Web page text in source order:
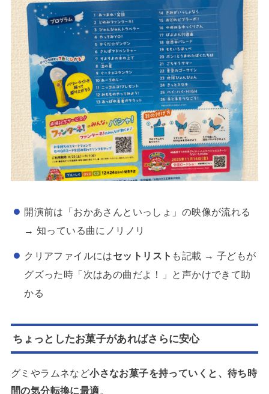
開演前は「おかあさんといっしょ」の映像が流れる
→ 知っている曲にノリノリ
クリアファイルにはセットリスト も記載 → 子どもが
グズった時「次はあの曲だよ！」と声かけできて助
かる
ちょっとしたお菓子があればさらに安心
グミやラムネなど小さなお菓子を持っていくと、待ち時
間の気分転換に最適